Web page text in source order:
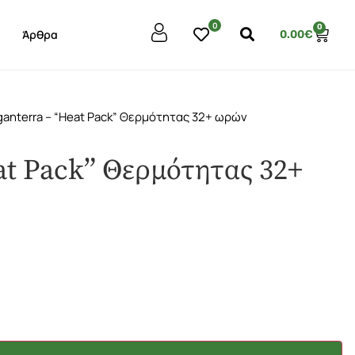
Άρθρα
0
0.00€
0
– “Heat Pack” Θερμότητας 32+ ωρών
Pack” Θερμότητας 32+